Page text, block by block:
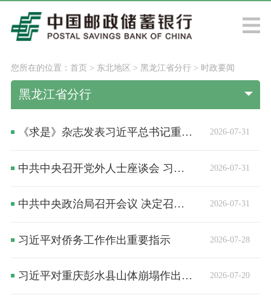
您所在的位置： 首页> 东北地区 > 黑龙江省分行> 时政要闻
黑龙江省分行
2026-07-31
《求是》杂志发表习近平总书记重要文章《加快建设健康中国》
2026-07-31
中共中央召开党外人士座谈会 习近平主持并发表重要讲话
2026-07-31
中共中央政治局召开会议 决定召开二十届五中全会 分析研究当前经济形势和经济工作 中共中央总书记习近平主持会议
2026-07-28
习近平对侨务工作作出重要指示
2026-07-20
习近平对重庆彭水县山体崩塌作出重要指示